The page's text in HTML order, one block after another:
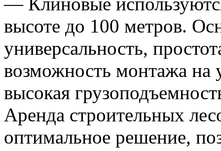
высоте до 100 метров.
универсальность,
возможность монтажа
высокая
Аренда строительных
оптимальное решение,